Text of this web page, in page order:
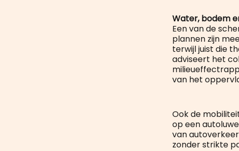
Water, bodem
Een van de
plannen zijn
terwijl juist die
adviseert het
van het
Ook de
op een
van
zonder strikte